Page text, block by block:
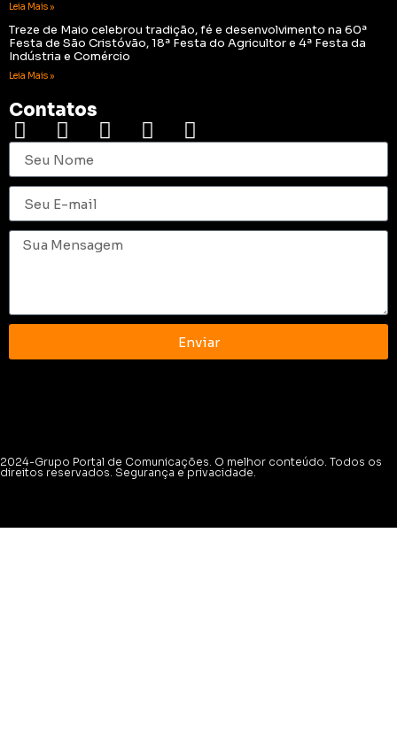
Leia Mais »
Treze de Maio celebrou tradição, fé e desenvolvimento na 60ª
Festa de São Cristóvão, 18ª Festa do Agricultor e 4ª Festa da
Indústria e Comércio
Leia Mais »
Contatos
Enviar
2024-Grupo Portal de Comunicações. O melhor conteúdo. Todos os
direitos reservados. Segurança e privacidade.